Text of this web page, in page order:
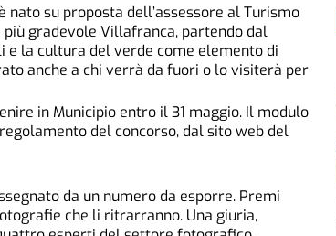
su proposta dell’assessore al Turismo
gradevole Villafranca, partendo dal
la cultura del verde come elemento di
anche a chi verrà da fuori o lo visiterà per
in Municipio entro il 31 maggio. Il modulo
del concorso, dal sito web del
da un numero da esporre. Premi
che li ritrarranno. Una giuria,